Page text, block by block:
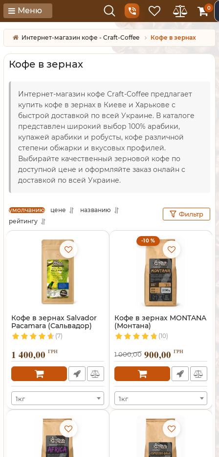
Меню 0
Интернет-магазин кофе - Craft-Coffee Кофе в зернах
Кофе в зернах
Интернет-магазин кофе Craft-Coffee предлагает
купить кофе в зернах в Киеве и Харькове с
быстрой доставкой по всей Украине. В каталоге
представлен широкий выбор 100% арабики,
купажей арабики и робусты, кофе различной
степени обжарки и вкусовых профилей.
Выбирайте качественный зерновой кофе по
доступной цене и оформляйте заказ онлайн с
доставкой по всей Украине.
умолчанию цене
названию
рейтингу
Фильтр
Кофе в зернах Salvador
Pacamara (Сальвадор)
(7)
1 400,00 ГРН
1кг
-10 %
Кофе в зернах MONTANA
(Монтана)
(10)
1 000,00 900,00 ГРН
1кг